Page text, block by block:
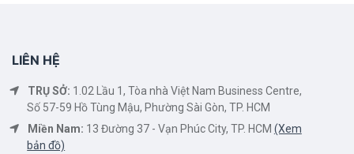
LIÊN HỆ
TRỤ SỞ: 1.02 Lầu 1, Tòa nhà Việt Nam Business Centre,
Số 57-59 Hồ Tùng Mậu, Phường Sài Gòn, TP. HCM
Miền Nam: 13 Đường 37 - Vạn Phúc City, TP. HCM (Xem
bản đồ)